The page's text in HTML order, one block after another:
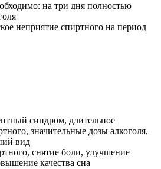
на три дня полностью
неприятие спиртного на период
синдром, длительное
значительные дозы алкоголя,
вид
снятие боли, улучшение
качества сна